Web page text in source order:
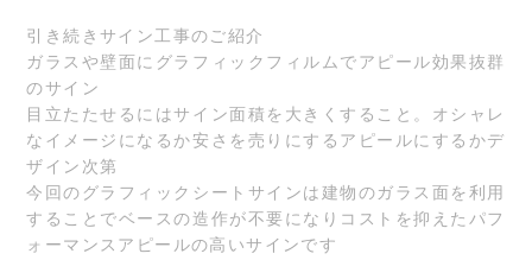
引き続きサイン工事のご紹介
ガラスや壁面にグラフィックフィルムでアピール効果抜群
のサイン
目立たたせるにはサイン面積を大きくすること。オシャレ
なイメージになるか安さを売りにするアピールにするかデ
ザイン次第
今回のグラフィックシートサインは建物のガラス面を利用
することでベースの造作が不要になりコストを抑えたパフ
ォーマンスアピールの高いサインです